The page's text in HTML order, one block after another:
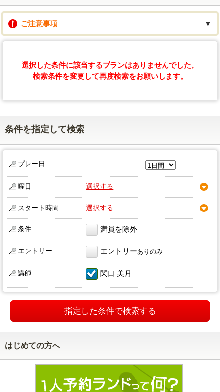
ご注意事項 ▼
選択した条件に該当するプランはありませんでした。
検索条件を変更して再度検索をお願いします。
条件を指定して検索
プレー日
曜日 選択する
スタート時間 選択する
条件 満員を除外
エントリー エントリーありのみ
講師 関口 美月
指定した条件で検索する
はじめての方へ